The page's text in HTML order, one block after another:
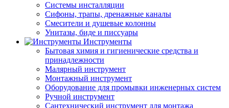
Системы инсталляции
Сифоны, трапы, дренажные каналы
Смесители и душевые колонны
Унитазы, биде и писсуары
Инструменты
Бытовая химия и гигиенические средства и
принадлежности
Малярный инструмент
Монтажный инструмент
Оборудование для промывки инженерных систем
Ручной инструмент
Сантехнический инструмент для монтажа